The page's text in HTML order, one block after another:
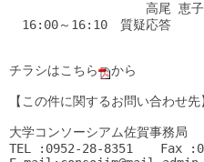
高尾 恵子 氏（学校法
16:00～16:10　質疑応答
チラシはこちら から
【この件に関するお問い合わせ先
大学コンソーシアム佐賀事務局
TEL :0952-28-8351　  Fax